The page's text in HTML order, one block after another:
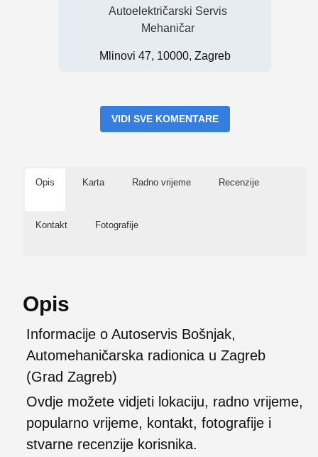
Autoelektričarski Servis
Mehaničar
Mlinovi 47, 10000, Zagreb
VIDI SVE KOMENTARE
Opis Karta Radno vrijeme Recenzije
Kontakt Fotografije
Opis
Informacije o Autoservis Bošnjak,
Automehaničarska radionica u Zagreb
(Grad Zagreb)
Ovdje možete vidjeti lokaciju, radno vrijeme,
popularno vrijeme, kontakt, fotografije i
stvarne recenzije korisnika.